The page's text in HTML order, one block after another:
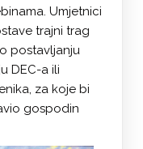
Umjetnici
trajni trag
postavljanju
DEC-a ili
za koje bi
gospodin